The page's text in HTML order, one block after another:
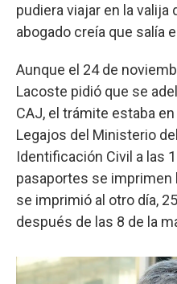
pudiera viajar en la valija
abogado creía que salía
Aunque el 24 de
Lacoste pidió que se
CAJ, el trámite estaba
Legajos del Ministerio
Identificación Civil a las
pasaportes se imprimen
se imprimió al otro día,
después de las 8 de la